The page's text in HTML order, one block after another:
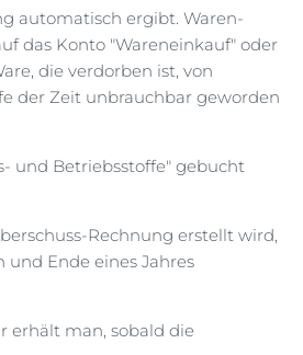
automatisch ergibt. Waren-
das Konto "Wareneinkauf" oder
die verdorben ist, von
der Zeit unbrauchbar geworden
und Betriebsstoffe" gebucht
Rechnung erstellt wird,
Ende eines Jahres
erhält man, sobald die